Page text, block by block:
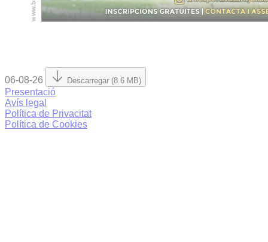
06-08-26 Descarregar (8.6 MB)
Presentació
Avís legal
Política de Privacitat
Política de Cookies